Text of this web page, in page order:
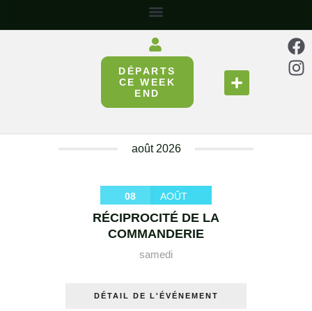
DÉPARTS
CE WEEK
END
août 2026
08 AOÛT
RÉCIPROCITÉ DE LA
COMMANDERIE
samedi
DÉTAIL DE L'ÉVÉNEMENT